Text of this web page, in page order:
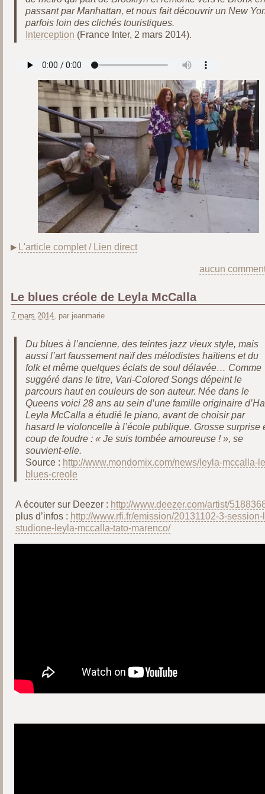
passant par Manhattan, et nous fait découvrir un New
parfois loin des clichés touristiques.
Interception (France Inter, 2 mars 2014).
L'article complet / Lien direct
aucun
Le blues créole de Leyla McCalla
7 mars 2014, par jeanmarie
Du blues à l’ancienne, des teintes jazz vieux style, mais
aussi l’art faussement naïf des mélodistes haïtiens et du
folk et même quelques éclats de soul délavée… Comme
suggéré dans le titre, Vari-Colored Songs dépeint le
parcours haut en couleurs de son auteur. Née dans le
Queens voici 28 ans au sein d’une famille originaire
Leyla McCalla a étudié le piano, avant de choisir par
hasard le violoncelle à l’école publique. Grosse surprise
coup de foudre : « Je suis tombée amoureuse ! », se
souvient-elle.
Source : http://www.mondomix.com/news/leyla-mccalla-
blues-creole
A écouter sur Deezer : http://www.deezer.com/artist/
plus d’infos : http://www.rfi.fr/emission/20131102-3-
studione-leyla-mccalla-tato-marenco/